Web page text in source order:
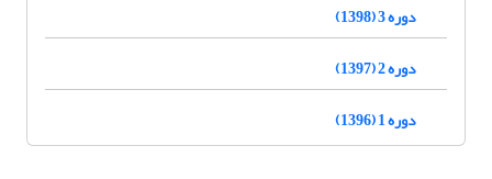
دوره 3 (1398)
دوره 2 (1397)
دوره 1 (1396)